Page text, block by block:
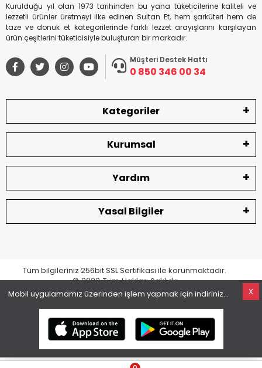
Kurulduğu yıl olan 1973 tarihinden bu yana tüketicilerine kaliteli ve
lezzetli ürünler üretmeyi ilke edinen Sultan Et, hem şarküteri hem de
taze ve donuk et kategorilerinde farklı lezzet arayışlarını karşılayan
ürün çeşitlerini tüketicisiyle buluşturan bir markadır.
Müşteri Destek Hattı
0 850 346 00 34
Kategoriler
Kurumsal
Yardım
Yasal Bilgiler
Tüm bilgileriniz 256bit SSL Sertifikası ile korunmaktadır.
© 2022Tüm Hakları Saklıdır
X
Mobil uygulamamız üzerinden işlem yapmak için indiriniz...
superKET E-ticaret ve Pazaryeri Entegrasyon Çözümleri